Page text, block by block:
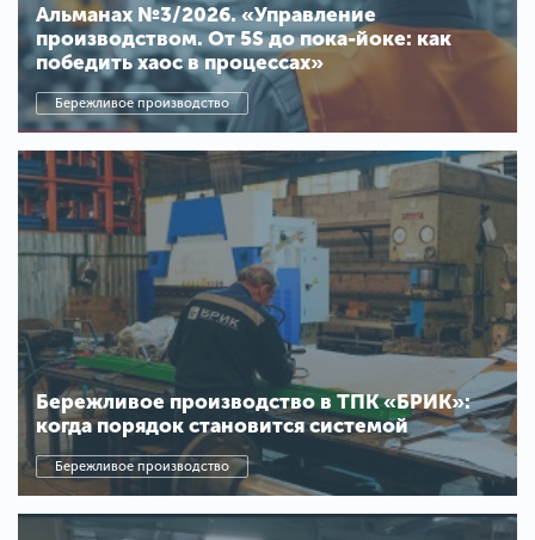
Альманах №3/2026. «Управление
производством. От 5S до пока-йоке: как
победить хаос в процессах»
Бережливое производство
Бережливое производство в ТПК «БРИК»:
когда порядок становится системой
Бережливое производство